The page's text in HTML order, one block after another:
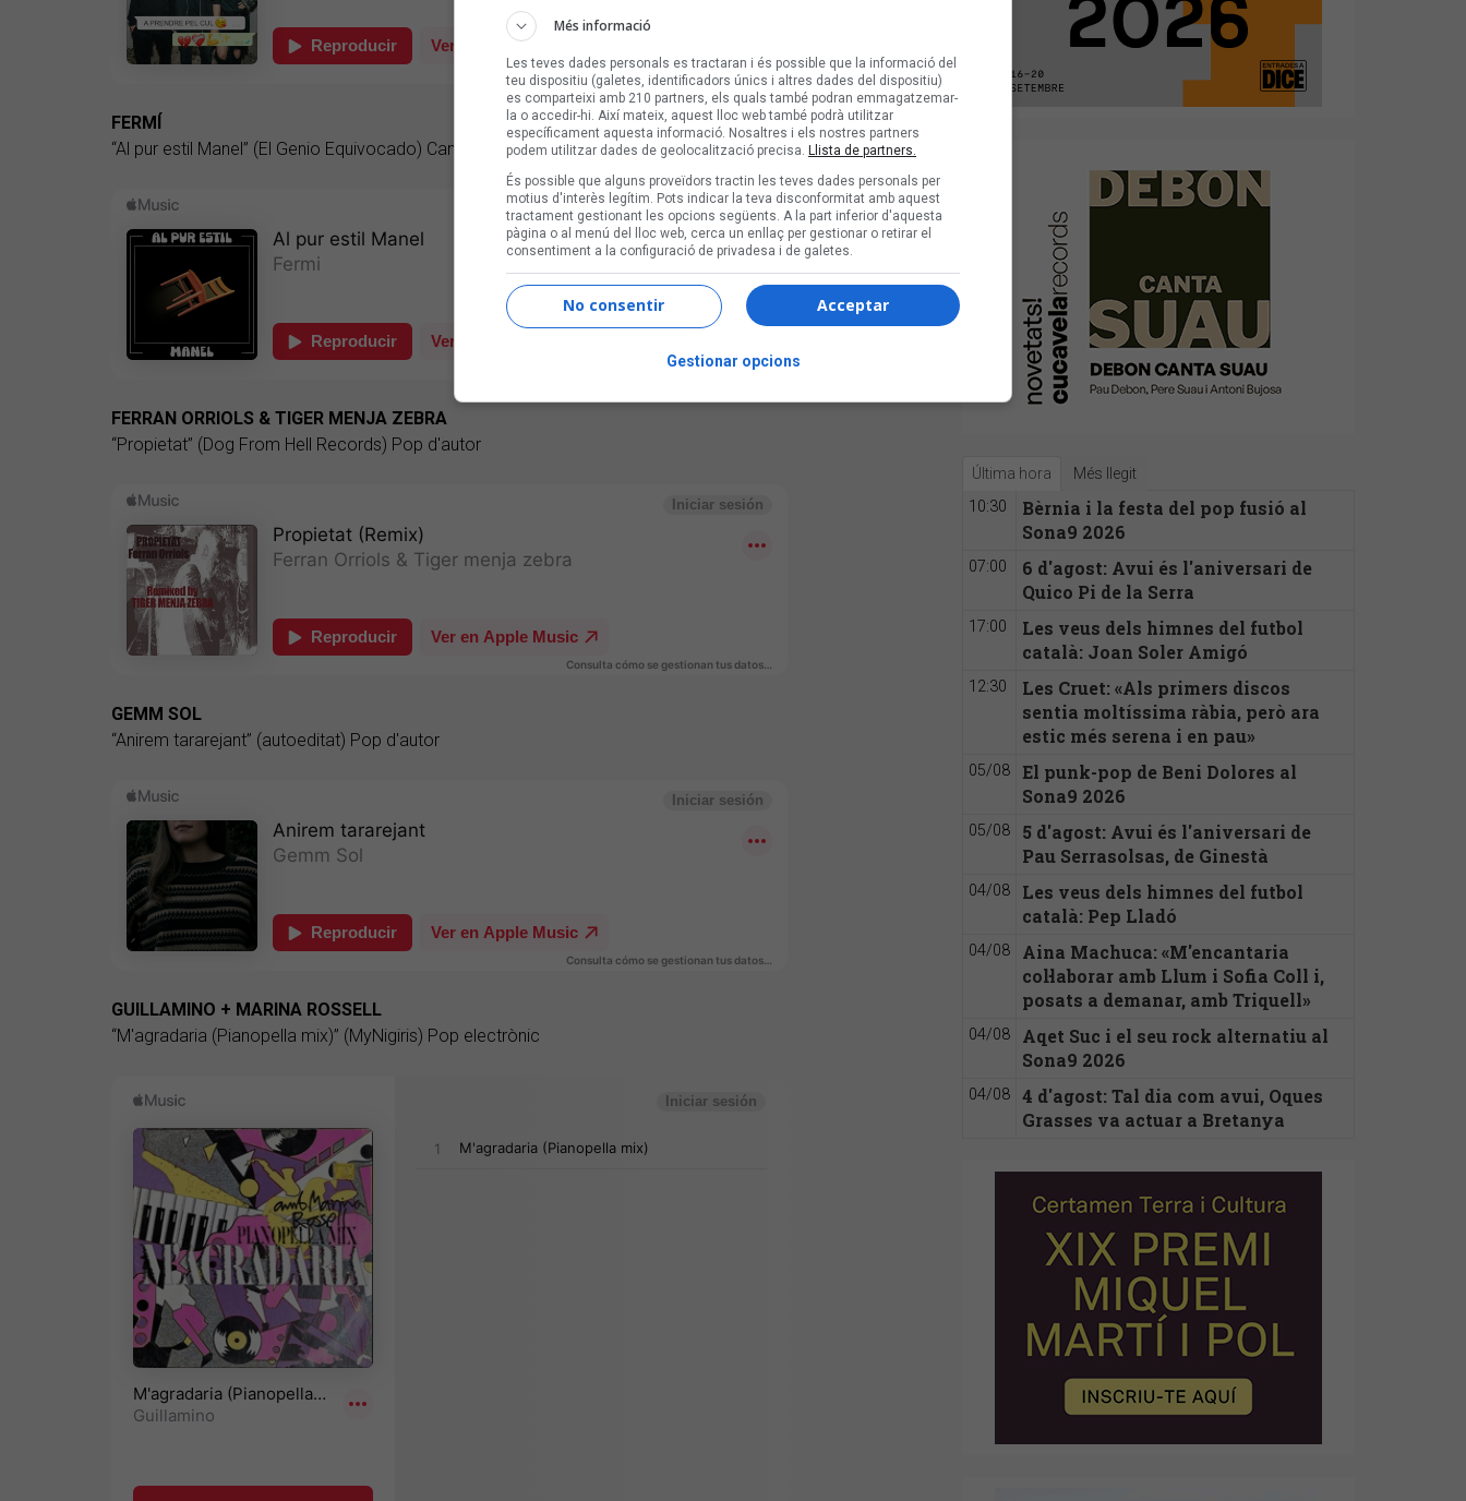
FERMÍ
“Al pur estil Manel” (El Genio Equivocado) Cançó d'autor
FERRAN ORRIOLS & TIGER MENJA ZEBRA
“Propietat” (Dog From Hell Records) Pop d'autor
GEMM SOL
“Anirem tararejant” (autoeditat) Pop d'autor
GUILLAMINO + MARINA ROSSELL
“M'agradaria (Pianopella mix)” (MyNigiris) Pop electrònic
Última hora Més llegit
10:30
Bèrnia i la festa del pop fusió al
Sona9 2026
07:00
6 d'agost: Avui és l'aniversari de
Quico Pi de la Serra
17:00
Les veus dels himnes del futbol
català: Joan Soler Amigó
12:30
Les Cruet: «Als primers discos
sentia moltíssima ràbia, però ara
estic més serena i en pau»
05/08
El punk-pop de Beni Dolores al
Sona9 2026
05/08
5 d'agost: Avui és l'aniversari de
Pau Serrasolsas, de Ginestà
04/08
Les veus dels himnes del futbol
català: Pep Lladó
04/08
Aina Machuca: «M'encantaria
col·laborar amb Llum i Sofia Coll i,
posats a demanar, amb Triquell»
04/08
Aqet Suc i el seu rock alternatiu al
Sona9 2026
04/08
4 d'agost: Tal dia com avui, Oques
Grasses va actuar a Bretanya
Més informació
Les teves dades personals es tractaran i és possible que la informació del
teu dispositiu (galetes, identificadors únics i altres dades del dispositiu)
es comparteixi amb 210 partners, els quals també podran emmagatzemar-
la o accedir-hi. Així mateix, aquest lloc web també podrà utilitzar
específicament aquesta informació. Nosaltres i els nostres partners
podem utilitzar dades de geolocalització precisa. Llista de partners.
És possible que alguns proveïdors tractin les teves dades personals per
motius d'interès legítim. Pots indicar la teva disconformitat amb aquest
tractament gestionant les opcions següents. A la part inferior d'aquesta
pàgina o al menú del lloc web, cerca un enllaç per gestionar o retirar el
consentiment a la configuració de privadesa i de galetes.
Acceptar
No consentir
Gestionar opcions